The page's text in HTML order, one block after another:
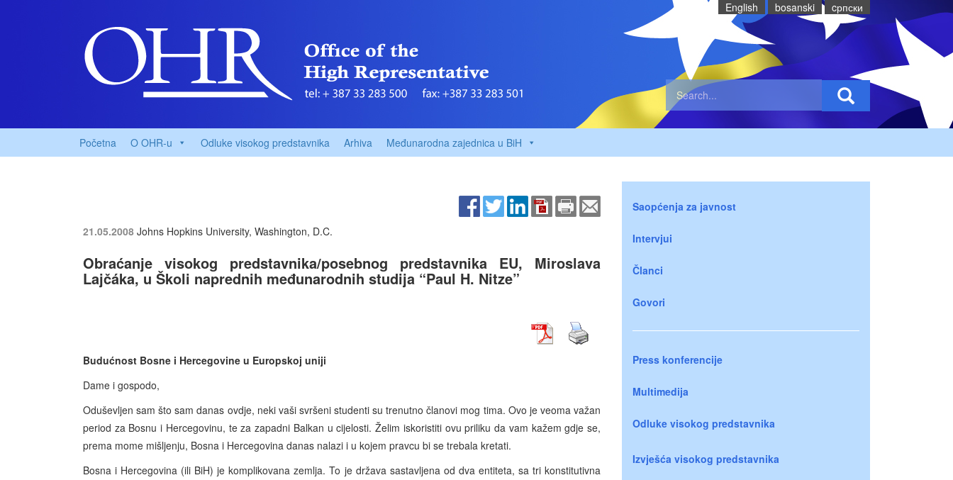
English bosanski cрпски
Početna O OHR-u Odluke visokog predstavnika Arhiva Međunarodna zajednica u BiH
21.05.2008 Johns Hopkins University, Washington, D.C.
Obraćanje visokog predstavnika/posebnog predstavnika EU, Miroslava
Lajčáka, u Školi naprednih međunarodnih studija “Paul H. Nitze”
Budućnost Bosne i Hercegovine u Europskoj uniji
Dame i gospodo,
Oduševljen sam što sam danas ovdje, neki vaši svršeni studenti su trenutno članovi mog tima. Ovo je veoma važan
period za Bosnu i Hercegovinu, te za zapadni Balkan u cijelosti. Želim iskoristiti ovu priliku da vam kažem gdje se,
prema mome mišljenju, Bosna i Hercegovina danas nalazi i u kojem pravcu bi se trebala kretati.
Bosna i Hercegovina (ili BiH) je komplikovana zemlja. To je država sastavljena od dva entiteta, sa tri konstitutivna
Saopćenja za javnost
Intervjui
Članci
Govori
Press konferencije
Multimedija
Odluke visokog predstavnika
Izvješća visokog predstavnika